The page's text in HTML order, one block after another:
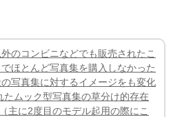
のコンビニなどでも販売されたこ
ほとんど写真集を購入しなかった
写真集に対するイメージをも変化
たムック型写真集の草分け的存在
主に2度目のモデル起用の際にこ